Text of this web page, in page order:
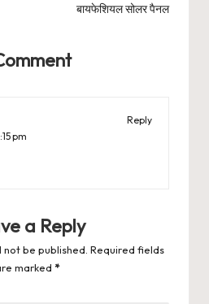
बायफेशियल सोलर पैनल
Reply
pm
a Reply
be published. Required fields
marked *